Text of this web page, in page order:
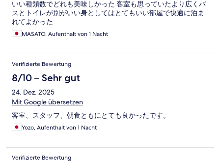
いい種類数でどれも美味しかった 客室も思っていたより広くバ
スとトイレが別がいい身としてはとてもいい部屋で快適に泊ま
れてよかった
MASATO, Aufenthalt von 1 Nacht
Verifizierte Bewertung
8/10 – Sehr gut
24. Dez. 2025
Mit Google übersetzen
客室、スタッフ、朝食ともにとても良かったです。
Yozo, Aufenthalt von 1 Nacht
Verifizierte Bewertung